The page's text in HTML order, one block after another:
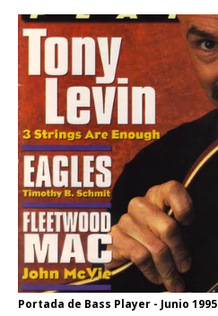
Portada de Bass Player - Junio 1995